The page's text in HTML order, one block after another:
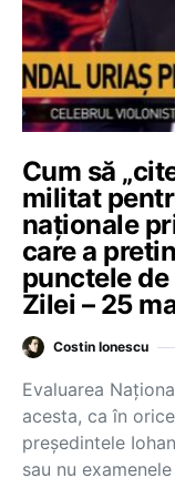
Cum să
militat
naționale
care a
punctele
Zilei – 25
Costin Ionescu
Evaluarea
acesta, ca în
președintele
sau nu